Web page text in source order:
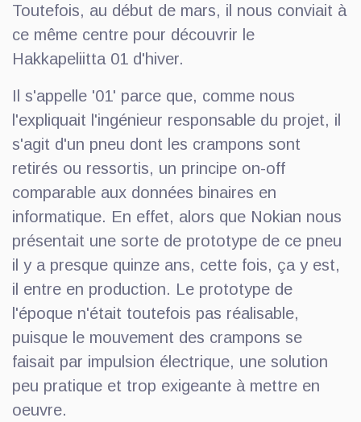
Toutefois, au début de mars, il nous conviait à
ce même centre pour découvrir le
Hakkapeliitta 01 d'hiver.
Il s'appelle '01' parce que, comme nous
l'expliquait l'ingénieur responsable du projet, il
s'agit d'un pneu dont les crampons sont
retirés ou ressortis, un principe on-off
comparable aux données binaires en
informatique. En effet, alors que Nokian nous
présentait une sorte de prototype de ce pneu
il y a presque quinze ans, cette fois, ça y est,
il entre en production. Le prototype de
l'époque n'était toutefois pas réalisable,
puisque le mouvement des crampons se
faisait par impulsion électrique, une solution
peu pratique et trop exigeante à mettre en
oeuvre.